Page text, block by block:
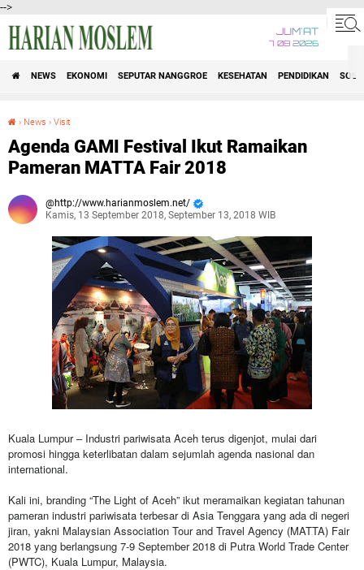
-->
JUM'AT
7 08 2026
NEWS EKONOMI SEPUTAR NANGGROE KESEHATAN PENDIDIKAN
› News › Visit
Agenda GAMI Festival Ikut Ramaikan
Pameran MATTA Fair 2018
http://www.harianmoslem.net/
Kamis, 13 September 2018, September 13, 2018 WIB
Kuala Lumpur– Industri pariwisata Aceh terus digenjot, mulai dari
promosi hingga keterlibatan dalam sejumlah agenda nasional dan
international.
Kali ini, branding “The Light of Aceh” ikut meramaikan kegiatan tahunan
pameran industri pariwisata terbesar di Asia Tenggara yang ada di negeri
jiran, yakni Malaysian Association Tour and Travel Agency (MATTA) Fair
2018 yang berlangsung 7-9 September 2018 di Putra World Trade Center
(PWTC), Kuala Lumpur, Malaysia.